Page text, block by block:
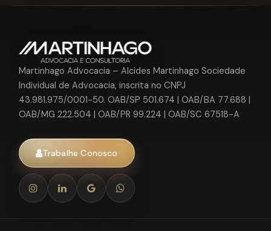
Martinhago Advocacia – Alcides Martinhago Sociedade
Individual de Advocacia, inscrita no CNPJ
43.981.975/0001-50. OAB/SP 501.674 | OAB/BA 77.688 |
OAB/MG 222.504 | OAB/PR 99.224 | OAB/SC 67518-A
Trabalhe Conosco